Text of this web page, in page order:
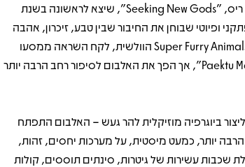
תיאוראלבום הסולו השביעי של גרף ריס, "Seeking New Gods", שיצא לראשונה בשנת
ופיוטי שבוחן את החיבור שבין טבע, זיכרון, אהבה
ומיתולוגיה אישית. ריס, סולן Super Furry Animals הוולשית, לקח השראה ממסעו
בעקבות ההר הסיני "Paektu Mountain", אך הפך את האלבום לסיפור רחב הרבה יותר
ביוגרפיה מוזיקלית להר געש – האלבום התפתח
יותר, כמעט מיסטית, על מערכות יחסים, זהות,
שכבות עשירות של גיטרות, סינתים תוססים, קולות